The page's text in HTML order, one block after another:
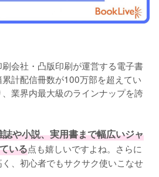
会社・凸版印刷が運営する電子書
計配信冊数が100万部を超えてい
業界内最大級のラインナップを誇
誌や小説、実用書まで幅広いジャ
いる点も嬉しいですよね。さらに
、初心者でもサクサク使いこなせ